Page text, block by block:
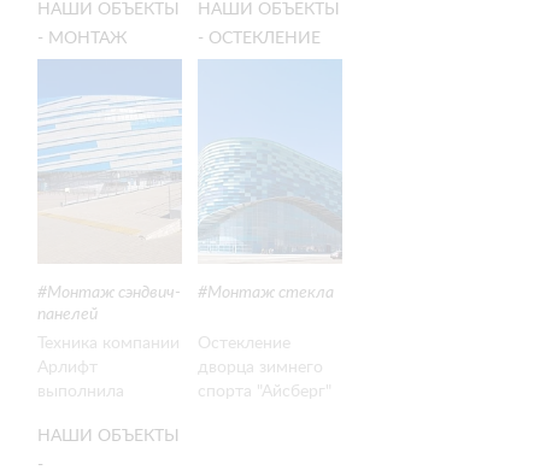
НАШИ ОБЪЕКТЫ
- МОНТАЖ
ПАНЕЛЕЙ В
СОЧИ ПРИ
СТРОИТЕЛЬСТВЕ
ЛЕДОВОЙ
АРЕНЫ «ШАЙБА»
Монтаж сэндвич-
панелей
Техника компании
Арлифт
выполнила
панелей в рамках
строительства
НАШИ ОБЪЕКТЫ
- ОСТЕКЛЕНИЕ
АЙСБЕРГ
Монтаж стекла
Остекление
дворца зимнего
спорта "Айсберг"
НАШИ ОБЪЕКТЫ
-